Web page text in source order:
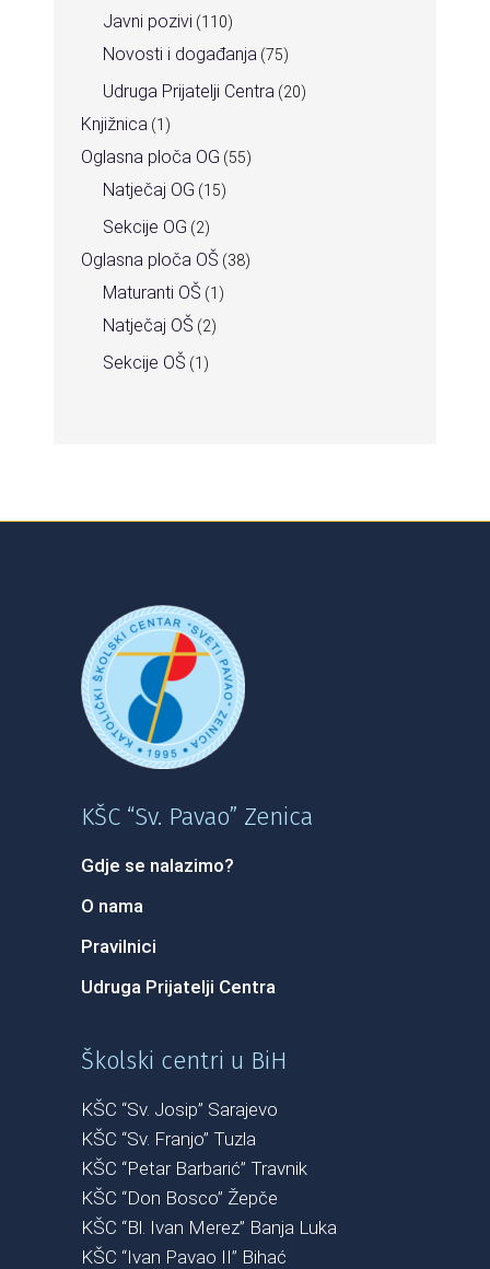
Javni pozivi (110)
Novosti i događanja (75)
Udruga Prijatelji Centra (20)
Knjižnica (1)
Oglasna ploča OG (55)
Natječaj OG (15)
Sekcije OG (2)
Oglasna ploča OŠ (38)
Maturanti OŠ (1)
Natječaj OŠ (2)
Sekcije OŠ (1)
KŠC “Sv. Pavao” Zenica
Gdje se nalazimo?
O nama
Pravilnici
Udruga Prijatelji Centra
Školski centri u BiH
KŠC “Sv. Josip” Sarajevo
KŠC “Sv. Franjo” Tuzla
KŠC “Petar Barbarić” Travnik
KŠC “Don Bosco” Žepče
KŠC “Bl. Ivan Merez” Banja Luka
KŠC “Ivan Pavao II” Bihać